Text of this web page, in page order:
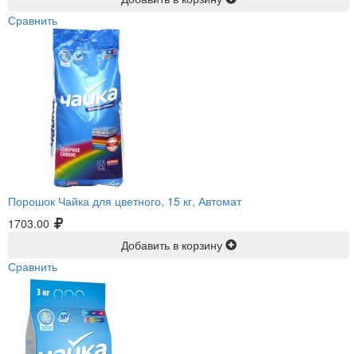
Сравнить
Порошок Чайка для цветного, 15 кг, Автомат
1703.00
Добавить в корзину
Сравнить